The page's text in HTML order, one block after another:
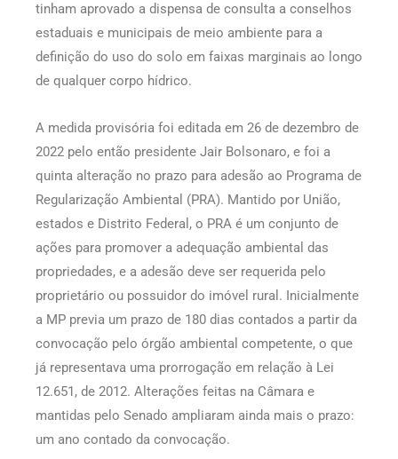
tinham aprovado a dispensa de consulta a conselhos
estaduais e municipais de meio ambiente para a
definição do uso do solo em faixas marginais ao longo
de qualquer corpo hídrico.
A medida provisória foi editada em 26 de dezembro de
2022 pelo então presidente Jair Bolsonaro, e foi a
quinta alteração no prazo para adesão ao Programa de
Regularização Ambiental (PRA). Mantido por União,
estados e Distrito Federal, o PRA é um conjunto de
ações para promover a adequação ambiental das
propriedades, e a adesão deve ser requerida pelo
proprietário ou possuidor do imóvel rural. Inicialmente
a MP previa um prazo de 180 dias contados a partir da
convocação pelo órgão ambiental competente, o que
já representava uma prorrogação em relação à Lei
12.651, de 2012. Alterações feitas na Câmara e
mantidas pelo Senado ampliaram ainda mais o prazo:
um ano contado da convocação.